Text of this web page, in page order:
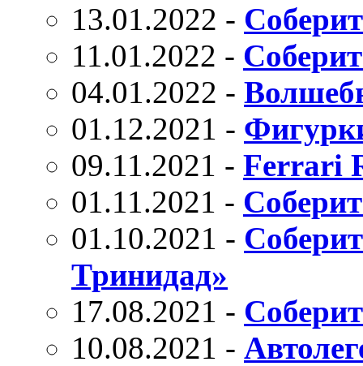
13.01.2022 -
11.01.2022 -
04.01.2022 -
01.12.2021 -
09.11.2021 - Ferrari
01.11.2021 -
01.10.2021 -
Тринидад»
17.08.2021 -
10.08.2021 -